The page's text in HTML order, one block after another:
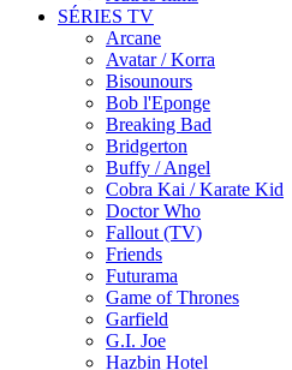
SÉRIES TV
Arcane
Avatar / Korra
Bisounours
Bob l'Eponge
Breaking Bad
Bridgerton
Buffy / Angel
Cobra Kai / Karate Kid
Doctor Who
Fallout (TV)
Friends
Futurama
Game of Thrones
Garfield
G.I. Joe
Hazbin Hotel